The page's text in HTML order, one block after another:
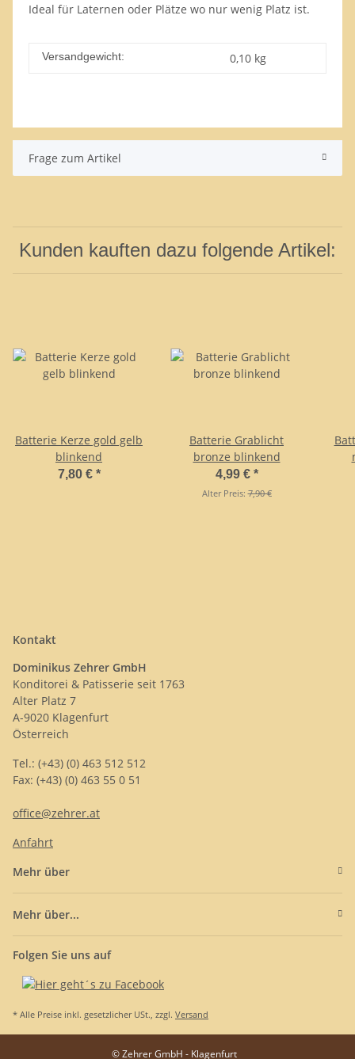
Ideal für Laternen oder Plätze wo nur wenig Platz ist.
Versandgewicht: 0,10 kg
Frage zum Artikel
Kunden kauften dazu folgende Artikel:
Batterie Kerze gold gelb
blinkend
7,80 € *
Batterie Grablicht
bronze blinkend
4,99 € *
Alter Preis:7,90 €
Kontakt
Dominikus Zehrer GmbH
Konditorei & Patisserie seit 1763
Alter Platz 7
A-9020 Klagenfurt
Österreich
Tel.: (+43) (0) 463 512 512
Fax: (+43) (0) 463 55 0 51
office@zehrer.at
Anfahrt
Mehr über
Mehr über...
Folgen Sie uns auf
* Alle Preise inkl. gesetzlicher USt., zzgl. Versand
© Zehrer GmbH - Klagenfurt